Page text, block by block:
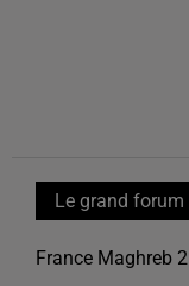
Le grand forum
France Maghreb 2